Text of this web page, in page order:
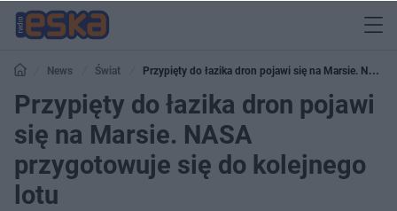
News Świat
Przypięty do łazika dron pojawi się na Marsie. NASA
przygotowuje się do kolejnego lotu
Przypięty do łazika dron pojawi
się na Marsie. NASA
przygotowuje się do kolejnego
lotu